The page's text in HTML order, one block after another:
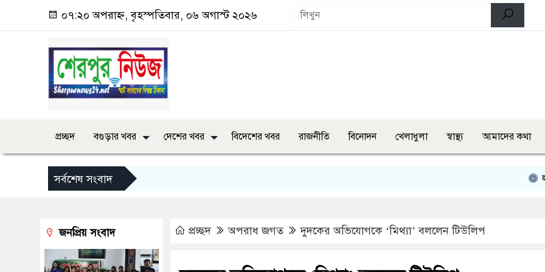
০৭:২০ অপরাহ্ন, বৃহস্পতিবার, ০৬ অগাস্ট ২০২৬
প্রচ্ছদ বগুড়ার খবর দেশের খবর বিদেশের খবর রাজনীতি বিনোদন খেলাধুলা স্বাস্থ্য আমাদের কথা
সর্বশেষ সংবাদ লংমার্চ ও
প্রচ্ছদ অপরাধ জগত দুদকের অভিযোগকে ‘মিথ্যা’ বললেন টিউলিপ
জনপ্রিয় সংবাদ